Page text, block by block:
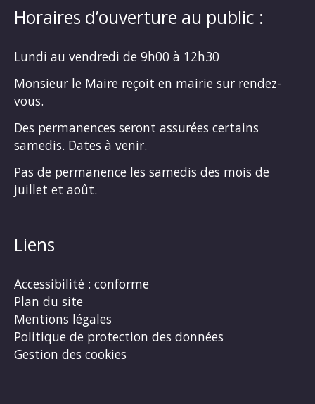
Horaires d’ouverture au public :
Lundi au vendredi de 9h00 à 12h30
Monsieur le Maire reçoit en mairie sur rendez-
vous.
Des permanences seront assurées certains
samedis. Dates à venir.
Pas de permanence les samedis des mois de
juillet et août.
Liens
Accessibilité : conforme
Plan du site
Mentions légales
Politique de protection des données
Gestion des cookies